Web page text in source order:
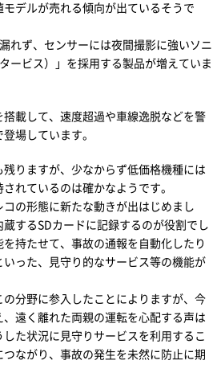
デルが売れる傾向が出ているそうで
れず、センサーには夜間撮影に強いソニ
ービス）」を採用する製品が増えていま
載して、速度超過や車線逸脱などを警
場しています。
りますが、少なからず低価格機種には
れているのは確かなようです。
の形態に新たな動きが出はじめまし
するSDカードに記録するのが役割でし
持たせて、事故の通報を自動化したり
った、見守り的なサービス等の機能が
分野に参入したことによりますが、今
遠く離れた両親の運転を心配する声は
た状況に見守りサービスを利用するこ
ながり、事故の発生を未然に防止に期